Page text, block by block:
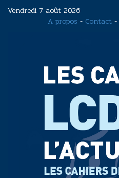
Vendredi 7 août 2026
A propos - Contact -